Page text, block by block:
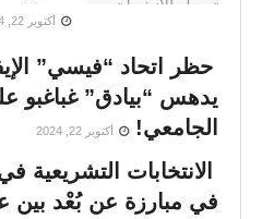
أكتوبر 22, 2024
حظر اتحاد “فيسي”
يدهس “بيادق” غباغبو
الجامعي!
أكتوبر 22, 2024
الانتخابات التشريعية
في مبارزة عن بُعْد بين